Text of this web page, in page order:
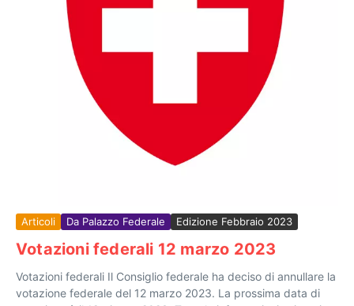
Articoli Da Palazzo Federale Edizione Febbraio 2023
Votazioni federali 12 marzo 2023
Votazioni federali Il Consiglio federale ha deciso di annullare la
votazione federale del 12 marzo 2023. La prossima data di